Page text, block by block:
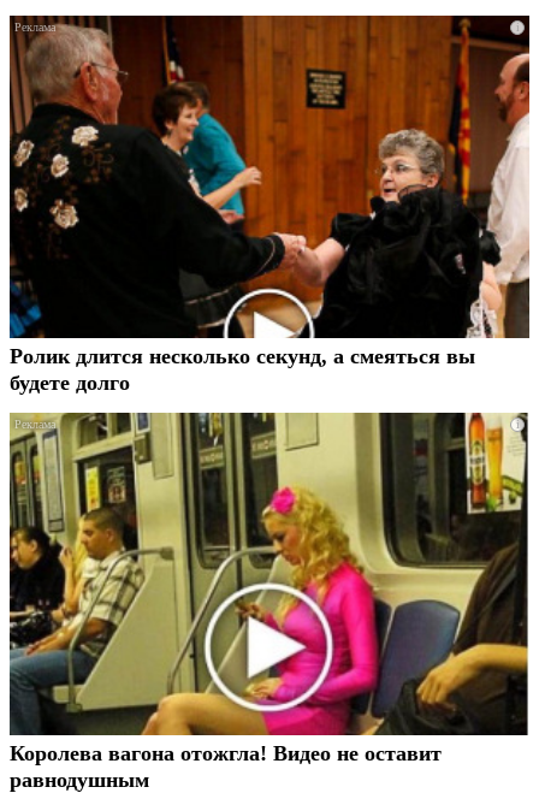
i
Ролик длится несколько секунд, а смеяться вы
будете долго
i
Королева вагона отожгла! Видео не оставит
равнодушным